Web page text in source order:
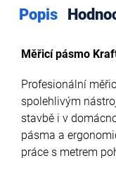
Popis
Měřicí pásmo
Profesionální
spolehlivým
stavbě i v
pásma a
práce s metrem